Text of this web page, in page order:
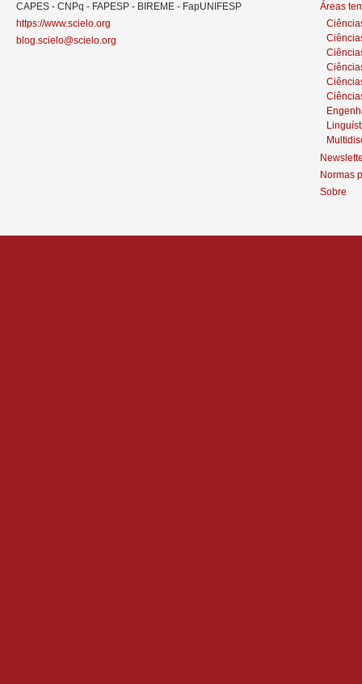
CAPES - CNPq - FAPESP - BIREME - FapUNIFESP
https://www.scielo.org
blog.scielo@scielo.org
Áreas
Normas
Sobre